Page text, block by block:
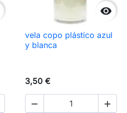

vela copo plástico azul
y blanca
3,50 €
 